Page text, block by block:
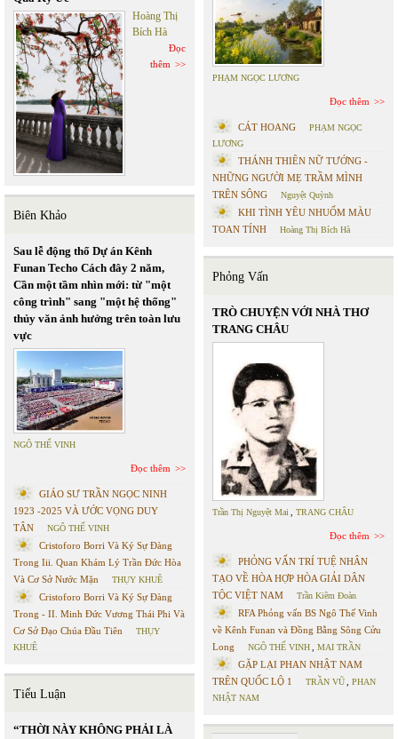
Hoàng Thị
Bích Hà
Đọc
thêm
Biên Khảo
Sau lễ động thổ Dự án Kênh
Funan Techo Cách đây 2 năm,
Cần một tầm nhìn mới: từ "một
công trình" sang "một hệ thống"
thủy văn ảnh hưởng trên toàn lưu
vực
NGÔ THẾ VINH
Đọc thêm
GIÁO SƯ TRẦN NGỌC NINH
1923 -2025 VÀ ƯỚC VỌNG DUY
TÂN
NGÔ THẾ VINH
Cristoforo Borri Và Ký Sự Đàng
Trong Iii. Quan Khám Lý Trần Đức Hòa
Và Cơ Sở Nước Mặn
THỤY KHUÊ
Cristoforo Borri Và Ký Sự Đàng
Trong - II. Minh Đức Vương Thái Phi Và
Cơ Sở Đạo Chúa Đầu Tiên
THỤY
KHUÊ
Tiểu Luận
“THỜI NÀY KHÔNG PHẢI LÀ
PHẠM NGỌC LƯƠNG
Đọc thêm
CÁT HOANG
PHẠM NGỌC
LƯƠNG
THÁNH THIÊN NỮ TƯỚNG -
NHỮNG NGƯỜI MẸ TRẦM MÌNH
TRÊN SÔNG
Nguyệt Quỳnh
KHI TÌNH YÊU NHUỐM MÀU
TOAN TÍNH
Hoàng Thị Bích Hà
Phỏng Vấn
TRÒ CHUYỆN VỚI NHÀ THƠ
TRANG CHÂU
Trần Thị Nguyệt Mai TRANG CHÂU
Đọc thêm
PHỎNG VẤN TRÍ TUỆ NHÂN
TẠO VỀ HÒA HỢP HÒA GIẢI DÂN
TỘC VIỆT NAM
Trần Kiêm Đoàn
RFA Phỏng vấn BS Ngô Thế Vinh
về Kênh Funan và Đồng Bằng Sông Cửu
Long
NGÔ THẾ VINH MAI TRẦN
GẶP LẠI PHAN NHẬT NAM
TRÊN QUỐC LỘ 1
TRẦN VŨ
PHAN
NHẬT NAM